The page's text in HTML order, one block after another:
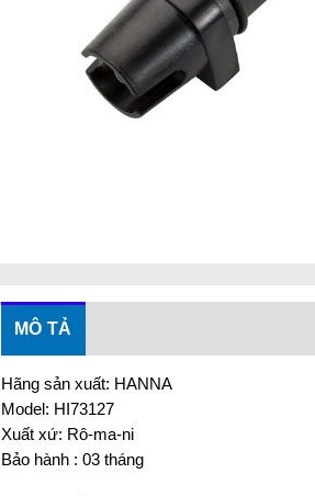
MÔ TẢ
Hãng sản xuất: HANNA
Model: HI73127
Xuất xứ: Rô-ma-ni
Bảo hành : 03 tháng